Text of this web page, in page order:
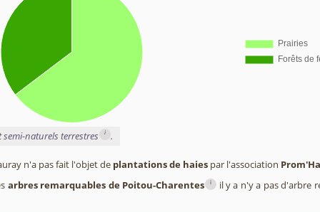
semi-naturels terrestres i .
n'a pas fait l'objet de plantations de haiespar l'association
arbres remarquables de Poitou-Charentes i il y a n'y a pas d'arbre